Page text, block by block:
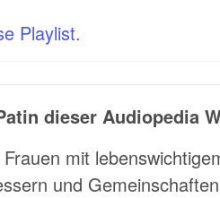
Playlist.
dieser Audiopedia
mit
und